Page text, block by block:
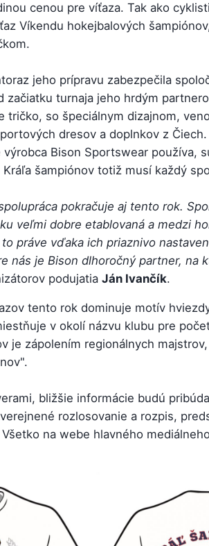
cenou pre víťaza. Tak ako
Víkendu hokejbalových
jeho prípravu zabezpečila
začiatku turnaja jeho hrdým
tričko, so špeciálnym dizajnom,
dresov a doplnkov z Čiech.
Bison Sportswear používa,
šampiónov totiž musí každý
pokračuje aj tento rok.
veľmi dobre etablovaná a medzi
práve vďaka ich priaznivo
nás je Bison dlhoročný partner, na
podujatia Ján Ivančík.
tento rok dominuje motív
v okolí názvu klubu pre
je zápolením regionálnych
bližšie informácie budú
rozlosovanie a rozpis,
na webe hlavného